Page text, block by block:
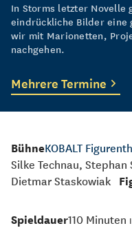
In Storms letzter Novelle
eindrückliche Bilder
wir mit Marionetten,
nachgehen.
Mehrere Termine
BühneKOBALT
Silke Technau, Stephan
Dietmar Staskowiak
Spieldauer110 Minuten